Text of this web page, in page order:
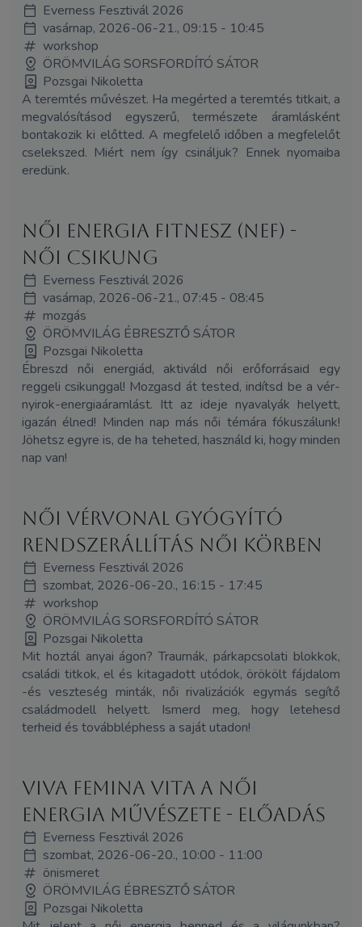
Everness Fesztivál 2026
vasárnap, 2026-06-21., 09:15 - 10:45
workshop
ÖRÖMVILÁG SORSFORDÍTÓ SÁTOR
Pozsgai Nikoletta
A teremtés művészet. Ha megérted a teremtés titkait, a
megvalósításod egyszerű, természete áramlásként
bontakozik ki előtted. A megfelelő időben a megfelelőt
cselekszed. Miért nem így csináljuk? Ennek nyomaiba
eredünk.
Női Energia Fitnesz (NEF) -
Női Csikung
Everness Fesztivál 2026
vasárnap, 2026-06-21., 07:45 - 08:45
mozgás
ÖRÖMVILÁG ÉBRESZTŐ SÁTOR
Pozsgai Nikoletta
Ébreszd női energiád, aktiváld női erőforrásaid egy
reggeli csikunggal! Mozgasd át tested, indítsd be a vér-
nyirok-energiaáramlást. Itt az ideje nyavalyák helyett,
igazán élned! Minden nap más női témára fókuszálunk!
Jöhetsz egyre is, de ha teheted, használd ki, hogy minden
nap van!
Női Vérvonal Gyógyító
Rendszerállítás Női Körben
Everness Fesztivál 2026
szombat, 2026-06-20., 16:15 - 17:45
workshop
ÖRÖMVILÁG SORSFORDÍTÓ SÁTOR
Pozsgai Nikoletta
Mit hoztál anyai ágon? Traumák, párkapcsolati blokkok,
családi titkok, el és kitagadott utódok, örökölt fájdalom
-és veszteség minták, női rivalizációk egymás segítő
családmodell helyett. Ismerd meg, hogy letehesd
terheid és továbbléphess a saját utadon!
Viva Femina Vita A Női
Energia Művészete - előadás
Everness Fesztivál 2026
szombat, 2026-06-20., 10:00 - 11:00
önismeret
ÖRÖMVILÁG ÉBRESZTŐ SÁTOR
Pozsgai Nikoletta